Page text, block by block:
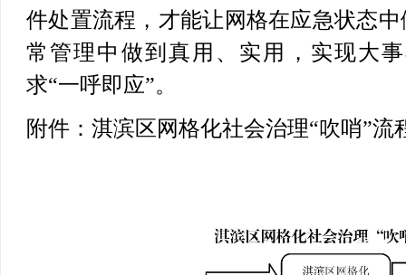
件处置流程，才能让网格在应急状态
常管理中做到真用、实用，实现大
求“一呼即应”。
附件：淇滨区网格化社会治理“吹哨”流